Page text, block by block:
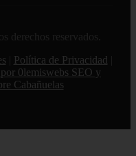
derechos reservados.
Política de Privacidad
0lemiswebs SEO y
Cabañuelas